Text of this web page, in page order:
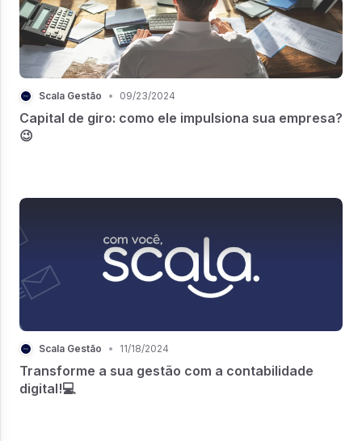
Scala Gestão • 09/23/2024
Capital de giro: como ele impulsiona sua empresa?
😉
Scala Gestão • 11/18/2024
Transforme a sua gestão com a contabilidade
digital!💻